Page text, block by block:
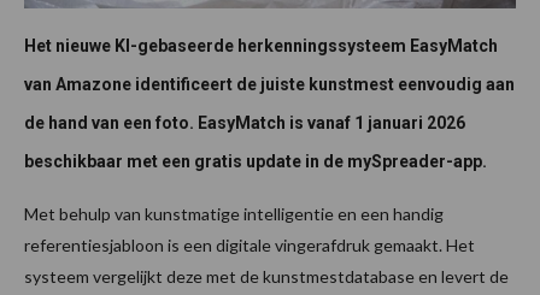
Het nieuwe KI-gebaseerde herkenningssysteem EasyMatch
van Amazone identificeert de juiste kunstmest eenvoudig aan
de hand van een foto. EasyMatch is vanaf 1 januari 2026
beschikbaar met een gratis update in de mySpreader-app.
Met behulp van kunstmatige intelligentie en een handig
referentiesjabloon is een digitale vingerafdruk gemaakt. Het
systeem vergelijkt deze met de kunstmestdatabase en levert de